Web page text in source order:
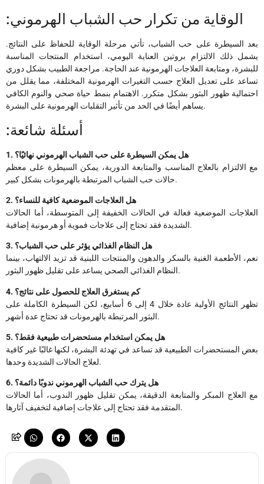
:الوقاية من تكرار حب الشباب الهرموني
بعد السيطرة على حب الشباب، تأتي مرحلة الوقاية للحفاظ على النتائج.
يشمل ذلك الالتزام بروتين العناية اليومي، استخدام المنتجات المناسبة
للبشرة، ومتابعة العلاجات الهرمونية عند الحاجة. مراجعة الطبيب بشكل دوري
تساعد على تعديل العلاج حسب التغيرات الهرمونية المختلفة، مما يقلل من
احتمالية ظهور البثور بشكل متكرر. الاهتمام بنمط حياة صحي والنوم الكافي
يساهم أيضًا في الحد من تأثير التقلبات الهرمونية على البشرة.
:أسئلة شائعة
1. هل يمكن السيطرة على حب الشباب الهرموني نهائيًا؟
مع الالتزام بالعلاج المناسب والمتابعة الدورية، يمكن السيطرة على معظم
حالات حب الشباب المرتبطة بالهرمونات بشكل كبير.
2. هل العلاجات الموضعية كافية للنساء؟
العلاجات الموضعية فعالة في الحالات الخفيفة إلى المتوسطة، أما الحالات
الشديدة فقد تحتاج إلى علاجات فموية أو هرمونية إضافية.
3. هل النظام الغذائي يؤثر على حب الشباب؟
نعم، الأطعمة الغنية بالسكر والدهون والمنتجات اللبنية قد تزيد الالتهاب، بينما
النظام الغذائي الصحي يساعد على تقليل ظهور البثور.
4. كم يستغرق العلاج للحصول على نتائج؟
تظهر النتائج الأولية عادة خلال 4 إلى 6 أسابيع، لكن السيطرة الكاملة على
البثور المرتبطة بالهرمونات قد تحتاج عدة أشهر.
5. هل يمكن استخدام مستحضرات طبيعية فقط؟
بعض المستحضرات الطبيعية قد تساعد في تهدئة البشرة، لكنها غالبًا غير كافية
لعلاج الحالات الشديدة وحدها.
6. هل يترك حب الشباب الهرموني ندوبًا دائمة؟
مع العلاج المبكر والمتابعة الدقيقة، يمكن تقليل ظهور الندوب، أما الحالات
المتقدمة فقد تحتاج إلى علاجات إضافية لتخفيف آثارها.